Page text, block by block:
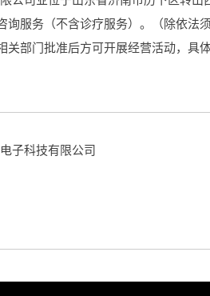
询服务（不含诊疗服务）。（除依
关部门批准后方可开展经营活动，
子科技有限公司